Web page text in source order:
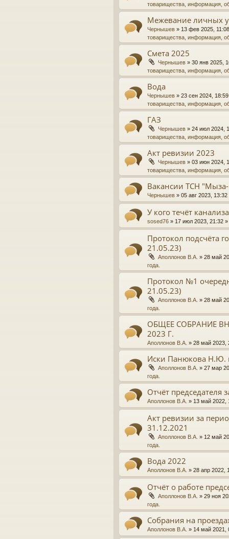
товарищества, информация,
Межевание личных
Чернышев » 13 фев 2025, 11:08
товарищества, информация,
Смета 2025
Чернышев » 30 янв 2025,
товарищества, информация,
Вода
Чернышев » 23 сен 2024, 18:59
товарищества, информация,
ГАЗ
Чернышев » 24 июл 2024,
товарищества, информация,
Акт ревизии 2023
Чернышев » 03 июн 2024,
товарищества, информация,
Вакансии ТСН
Чернышев » 05 авг 2023, 13:32
У кого течёт
sosed76 » 17 июл 2023, 21:32
Протокол подсчёта
21.05.23)
Аполлонов В.А. » 28 май
года.
Протокол №1
21.05.23)
Аполлонов В.А. » 28 май
года.
ОБЩЕЕ СОБРАНИЕ
2023 Г.
Аполлонов В.А. » 28 май 2023,
Иски Панюкова Н.Ю.
Аполлонов В.А. » 27 мар
года.
Отчёт председателя
Аполлонов В.А. » 13 май 2022,
Акт ревизии за
31.12.2021
Аполлонов В.А. » 12 май
года.
Вода 2022
Аполлонов В.А. » 28 апр 2022,
Отчёт о работе
Аполлонов В.А. » 29 ноя
года.
Собрания на
Аполлонов В.А. » 14 май 2021,